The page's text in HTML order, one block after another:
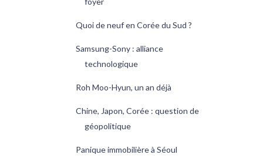
Quoi de neuf en Corée du Sud ?
Samsung-Sony : alliance
technologique
Roh Moo-Hyun, un an déjà
Chine, Japon, Corée : question de
géopolitique
Panique immobilière à Séoul